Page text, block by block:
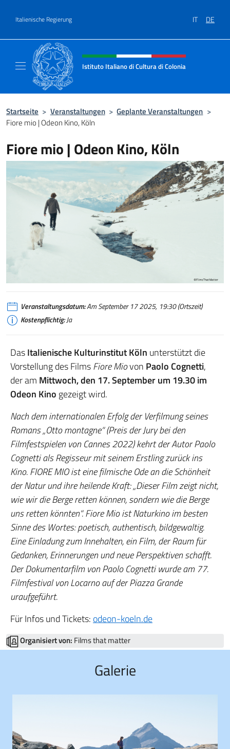
Italienische Regierung IT DE
Header-Site, Social und Menü
Istituto Italiano di Cultura di Colonia
Startseite > Veranstaltungen > Geplante Veranstaltungen >
Fiore mio | Odeon Kino, Köln
Fiore mio | Odeon Kino, Köln
Veranstaltungsdatum:Am September 17 2025, 19:30 (Ortszeit)
Kostenpflichtig:Ja
DasItalienische Kulturinstitut Köln unterstützt die
Vorstellung des FilmsFiore Miovon Paolo Cognetti,
der am Mittwoch, den 17. September um 19.30 im
Odeon Kino gezeigt wird.
Nach dem internationalen Erfolg der Verfilmung seines
Romans „Otto montagne“ (Preis der Jury bei den
Filmfestspielen von Cannes 2022) kehrt der Autor Paolo
Cognetti als Regisseur mit seinem Erstling zurück ins
Kino. FIORE MIO ist eine filmische Ode an die Schönheit
der Natur und ihre heilende Kraft: „Dieser Film zeigt nicht,
wie wir die Berge retten können, sondern wie die Berge
uns retten könnten“. Fiore Mio ist Naturkino im besten
Sinne des Wortes: poetisch, authentisch, bildgewaltig.
Eine Einladung zum Innehalten, ein Film, der Raum für
Gedanken, Erinnerungen und neue Perspektiven schafft.
Der Dokumentarfilm von Paolo Cognetti wurde am 77.
Filmfestival von Locarno auf der Piazza Grande
uraufgeführt.
Für Infos und Tickets:odeon-koeln.de
Organisiert von: Films that matter
Galerie